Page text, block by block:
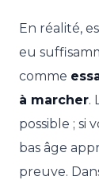
En réalité,
eu
comme
à marcher.
possible ; si
bas âge
preuve.